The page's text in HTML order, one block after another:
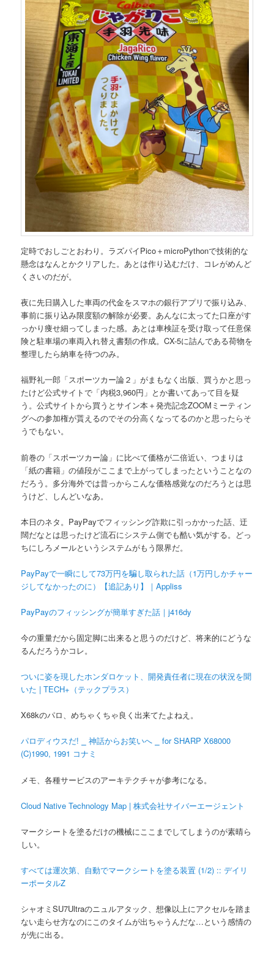
定時でおしごとおわり。ラズパイPico＋microPythonで技術的な
懸念はなんとかクリアした。あとは作り込むだけ、コレがめんど
くさいのだが。
夜に先日購入した車両の代金をスマホの銀行アプリで振り込み、
事前に振り込み限度額の解除が必要。あんなに太ってた口座がす
っかり痩せ細ってしまった感。あとは車検証を受け取って任意保
険と駐車場の車両入れ替え書類の作成。CX-5に詰んである荷物を
整理したら納車を待つのみ。
福野礼一郎「スポーツカー論２」がまもなく出版、買うかと思っ
たけど公式サイトで「内税3,960円」とか書いてあって目を疑
う。公式サイトから買うとサイン本＋発売記念ZOOMミーティン
グへの参加権が貰えるのでその分高くなってるのかと思ったらそ
うでもない。
前巻の「スポーツカー論」に比べて価格が二倍近い、つまりは
「紙の書籍」の値段がここまで上がってしまったということなの
だろう。多分海外では昔っからこんな価格感覚なのだろうとは思
うけど、しんどいなあ。
本日のネタ。PayPayでフィッシング詐欺に引っかかった話、迂
闊だなとは思ったけど流石にシステム側でも酷い気がする。どっ
ちにしろメールというシステムがもう限界だ。
PayPayで一瞬にして73万円を騙し取られた話（1万円しかチャー
ジしてなかったのに）【追記あり】｜Appliss
PayPayのフィッシングが簡単すぎた話｜j416dy
今の重量だから固定脚に出来ると思うのだけど、将来的にどうな
るんだろうかコレ。
ついに姿を現したホンダロケット、開発責任者に現在の状況を聞
いた | TECH+（テックプラス）
X68kのパロ、めちゃくちゃ良く出来てたよねえ。
パロディウスだ! ⎯ 神話からお笑いへ ⎯ for SHARP X68000
(C)1990, 1991 コナミ
メモ、各種サービスのアーキテクチャが参考になる。
Cloud Native Technology Map | 株式会社サイバーエージェント
マークシートを塗るだけの機械にここまでしてしまうのが素晴ら
しい。
すべては運次第、自動でマークシートを塗る装置 (1/2) :: デイリ
ーポータルZ
シャオミSU7Ultraのニュルアタック、想像以上にアクセルを踏ま
ない走らせ方なのにこのタイムが出ちゃうんだな…という感情の
が先に出る。